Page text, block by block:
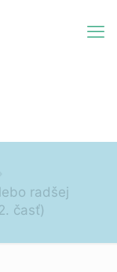
radšej
časť)